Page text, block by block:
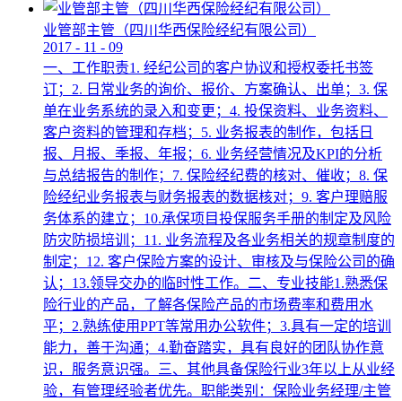
业管部主管（四川华西保险经纪有限公司）
2017 - 11 - 09
一、工作职责1. 经纪公司的客户协议和授权委托书签
订；2. 日常业务的询价、报价、方案确认、出单；3. 保
单在业务系统的录入和变更；4. 投保资料、业务资料、
客户资料的管理和存档；5. 业务报表的制作，包括日
报、月报、季报、年报；6. 业务经营情况及KPI的分析
与总结报告的制作；7. 保险经纪费的核对、催收；8. 保
险经纪业务报表与财务报表的数据核对；9. 客户理赔服
务体系的建立；10.承保项目投保服务手册的制定及风险
防灾防损培训；11. 业务流程及各业务相关的规章制度的
制定；12. 客户保险方案的设计、审核及与保险公司的确
认；13.领导交办的临时性工作。二、专业技能1.熟悉保
险行业的产品，了解各保险产品的市场费率和费用水
平；2.熟练使用PPT等常用办公软件；3.具有一定的培训
能力，善于沟通；4.勤奋踏实，具有良好的团队协作意
识，服务意识强。三、其他具备保险行业3年以上从业经
验，有管理经验者优先。职能类别：保险业务经理/主管